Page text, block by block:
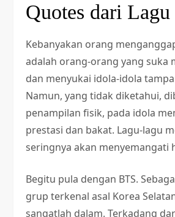
Quotes dari
Kebanyakan orang
adalah orang-orang yang suka
dan menyukai idola-idola
Namun, yang tidak diketahui,
penampilan fisik, pada idola
prestasi dan bakat. Lagu-lagu
seringnya akan menyemangati
Begitu pula dengan BTS.
grup terkenal asal Korea
sangatlah dalam. Terkadang